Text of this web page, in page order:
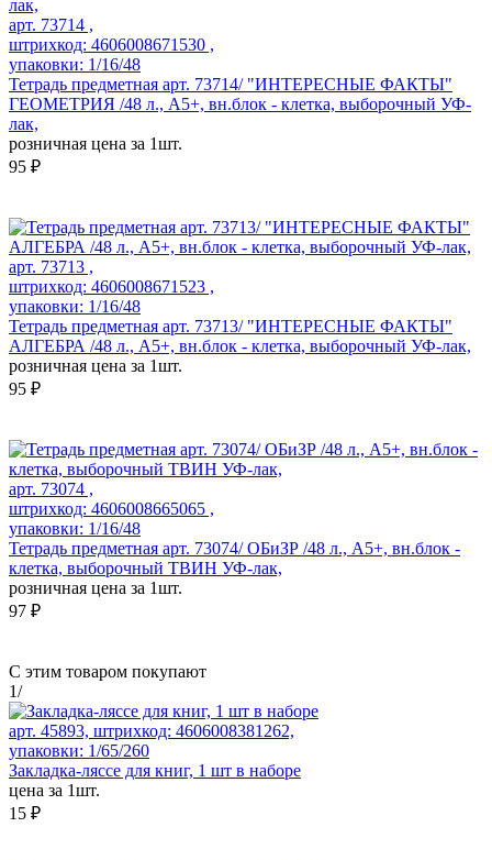
арт. 73714 ,
штрихкод: 4606008671530 ,
упаковки: 1/16/48
Тетрадь предметная арт. 73714/ "ИНТЕРЕСНЫЕ ФАКТЫ"
ГЕОМЕТРИЯ /48 л., А5+, вн.блок - клетка, выборочный УФ-
лак,
розничная цена за 1шт.
95 ₽
арт. 73713 ,
штрихкод: 4606008671523 ,
упаковки: 1/16/48
Тетрадь предметная арт. 73713/ "ИНТЕРЕСНЫЕ ФАКТЫ"
АЛГЕБРА /48 л., А5+, вн.блок - клетка, выборочный УФ-лак,
розничная цена за 1шт.
95 ₽
арт. 73074 ,
штрихкод: 4606008665065 ,
упаковки: 1/16/48
Тетрадь предметная арт. 73074/ ОБиЗР /48 л., А5+, вн.блок -
клетка, выборочный ТВИН УФ-лак,
розничная цена за 1шт.
97 ₽
С этим товаром покупают
1/
арт. 45893, штрихкод: 4606008381262,
упаковки: 1/65/260
Закладка-ляссе для книг, 1 шт в наборе
цена за 1шт.
15 ₽